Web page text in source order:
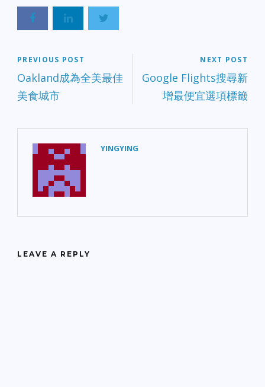
PREVIOUS POST
Oakland成為全美最佳
美食城市
NEXT POST
Google Flights搜尋新
增最便宜選項標籤
YINGYING
LEAVE A REPLY